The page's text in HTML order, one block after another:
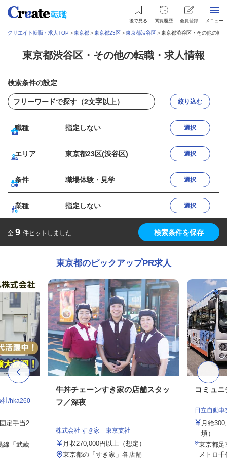
後で見る 閲覧履歴 会員登録 メニュー
クリエイト転職・求人TOP ＞東京都＞東京都23区＞東京都渋谷区＞東京都渋谷区・その他の転
東京都渋谷区・その他の転職・求人情報
検索条件の設定
絞り込む
職種 指定しない 選択
エリア 東京都23区(渋谷区) 選択
条件 職場体験・見学 選択
業種 指定しない 選択
全 9 件ヒットしました 検索条件を保存
東京都のピックアップPR求人
社/hka260
定手当2
線「武蔵
牛丼チェーンすき家の店舗スタッ
フ／深夜
株式会社 すき家 東京支社
月収270,000円以上（想定）
東京都の「すき家」各店舗
コミュ
日立自動
月給
填）
東京都足
メトロ